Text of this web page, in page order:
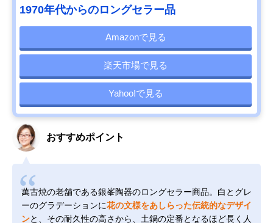
1970年代からのロングセラー品
Amazonで見る
楽天市場で見る
Yahoo!で見る
おすすめポイント
萬古焼の老舗である銀峯陶器のロングセラー商品。白とグレ
ーのグラデーションに花の文様をあしらった伝統的なデザイ
ンと、その耐久性の高さから、土鍋の定番となるほど長く人